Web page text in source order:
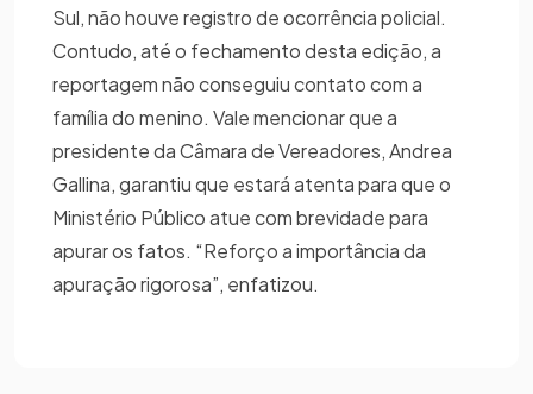
Sul, não houve registro de ocorrência policial.
Contudo, até o fechamento desta edição, a
reportagem não conseguiu contato com a
família do menino. Vale mencionar que a
presidente da Câmara de Vereadores, Andrea
Gallina, garantiu que estará atenta para que o
Ministério Público atue com brevidade para
apurar os fatos. “Reforço a importância da
apuração rigorosa”, enfatizou.